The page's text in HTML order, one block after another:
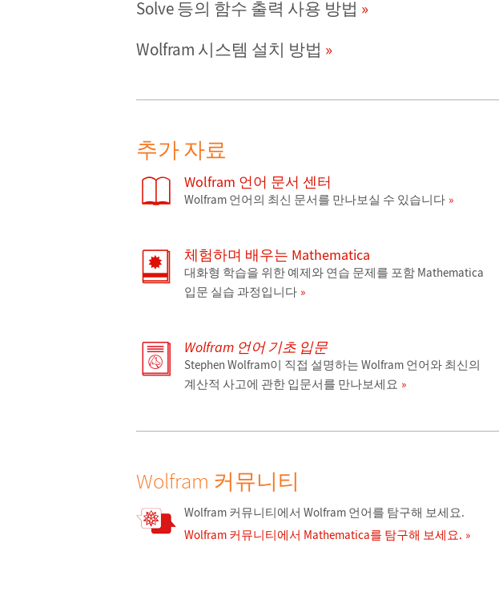
Solve 등의 함수 출력 사용 방법
Wolfram 시스템 설치 방법
추가 자료
Wolfram 언어 문서 센터
Wolfram 언어의 최신 문서를 만나보실 수 있습니다
체험하며 배우는 Mathematica
대화형 학습을 위한 예제와 연습 문제를 포함 Mathematica
입문 실습 과정입니다
Wolfram 언어 기초 입문
Stephen Wolfram이 직접 설명하는 Wolfram 언어와 최신의
계산적 사고에 관한 입문서를 만나보세요
Wolfram 커뮤니티
Wolfram 커뮤니티에서 Wolfram 언어를 탐구해 보세요.
Wolfram 커뮤니티에서 Mathematica를 탐구해 보세요.